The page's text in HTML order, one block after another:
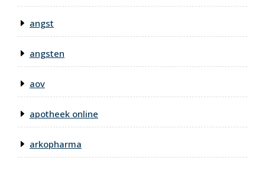
angst
angsten
aov
apotheek online
arkopharma